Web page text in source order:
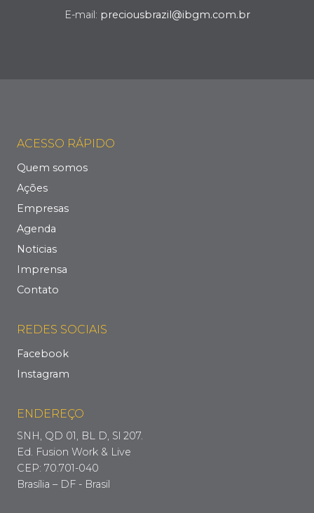
E-mail: preciousbrazil@ibgm.com.br
ACESSO RÁPIDO
Quem somos
Ações
Empresas
Agenda
Noticias
Imprensa
Contato
REDES SOCIAIS
Facebook
Instagram
ENDEREÇO
SNH, QD 01, BL D, Sl 207.
Ed. Fusion Work & Live
CEP: 70.701-040
Brasília – DF - Brasil